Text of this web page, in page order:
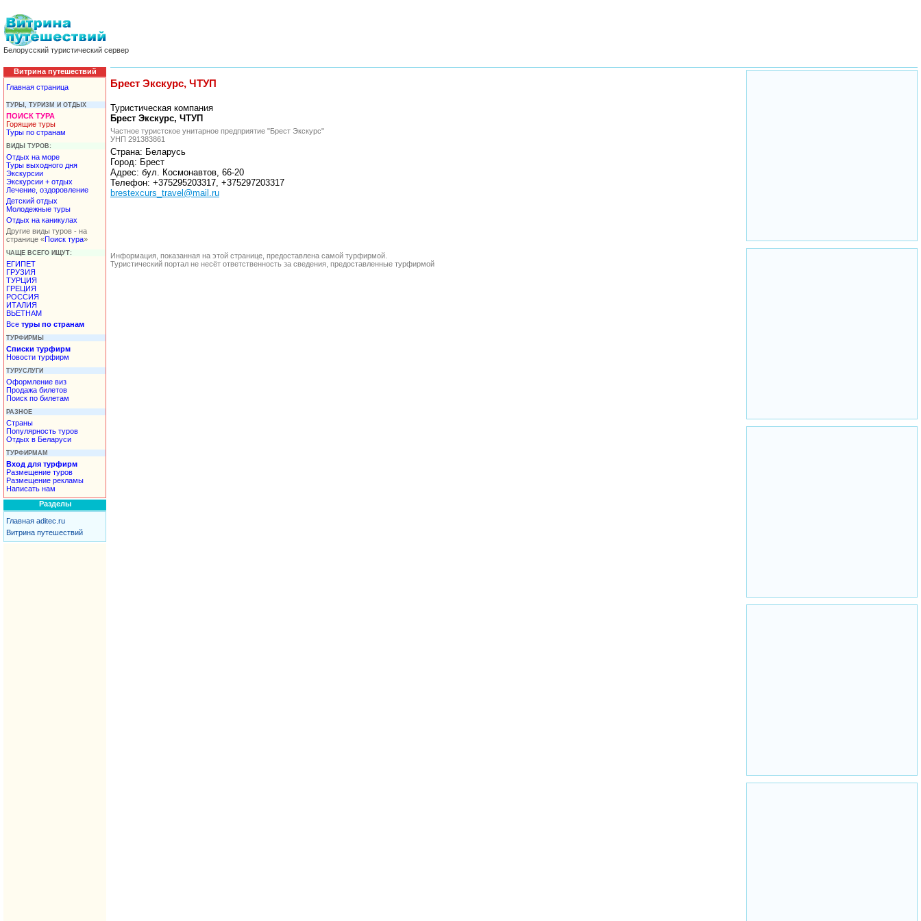
Белорусский туристический сервер
Витрина путешествий
Главная страница
ТУРЫ, ТУРИЗМ И ОТДЫХ
ПОИСК ТУРА
Горящие туры
Туры по странам
ВИДЫ ТУРОВ:
Отдых на море
Туры выходного дня
Экскурсии
Экскурсии + отдых
Лечение, оздоровление
Детский отдых
Молодежные туры
Отдых на каникулах
Другие виды туров - на
странице «Поиск тура»
ЧАЩЕ ВСЕГО ИЩУТ:
ЕГИПЕТ
ГРУЗИЯ
ТУРЦИЯ
ГРЕЦИЯ
РОССИЯ
ИТАЛИЯ
ВЬЕТНАМ
Все туры по странам
ТУРФИРМЫ
Списки турфирм
Новости турфирм
ТУРУСЛУГИ
Оформление виз
Продажа билетов
Поиск по билетам
РАЗНОЕ
Страны
Популярность туров
Отдых в Беларуси
ТУРФИРМАМ
Вход для турфирм
Размещение туров
Размещение рекламы
Написать нам
Разделы
Главная aditec.ru
Витрина путешествий
Брест Экскурс, ЧТУП
Туристическая компания
Брест Экскурс, ЧТУП
Частное туристское унитарное предприятие "Брест Экскурс"
УНП 291383861
Страна: Беларусь
Город: Брест
Адрес: бул. Космонавтов, 66-20
Телефон: +375295203317, +375297203317
brestexcurs_travel@mail.ru
Информация, показанная на этой странице, предоставлена самой турфирмой.
Туристический портал не несёт ответственность за сведения, предоставленные турфирмой